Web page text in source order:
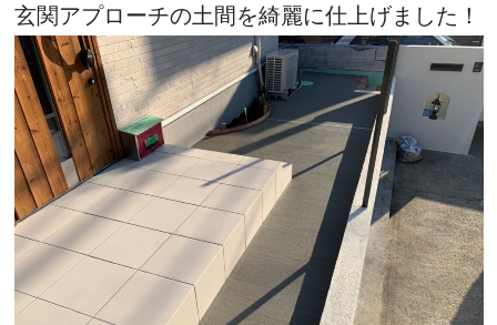
玄関アプローチの土間を綺麗に仕上げました！